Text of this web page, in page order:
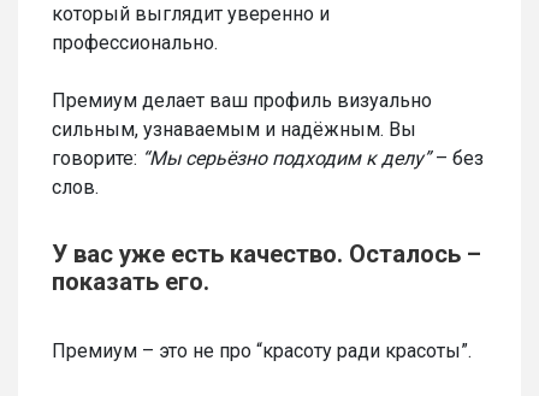
который выглядит уверенно и
профессионально.
Премиум делает ваш профиль визуально
сильным, узнаваемым и надёжным. Вы
говорите: “Мы серьёзно подходим к делу”– без
слов.
У вас уже есть качество. Осталось –
показать его.
Премиум – это не про “красоту ради красоты”.